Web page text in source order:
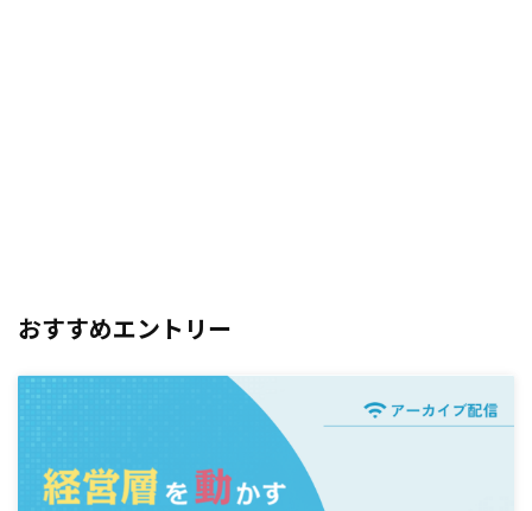
おすすめエントリー